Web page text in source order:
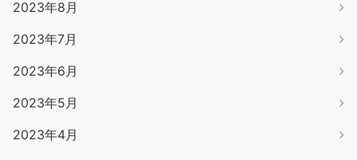
2023年8月
2023年7月
2023年6月
2023年5月
2023年4月